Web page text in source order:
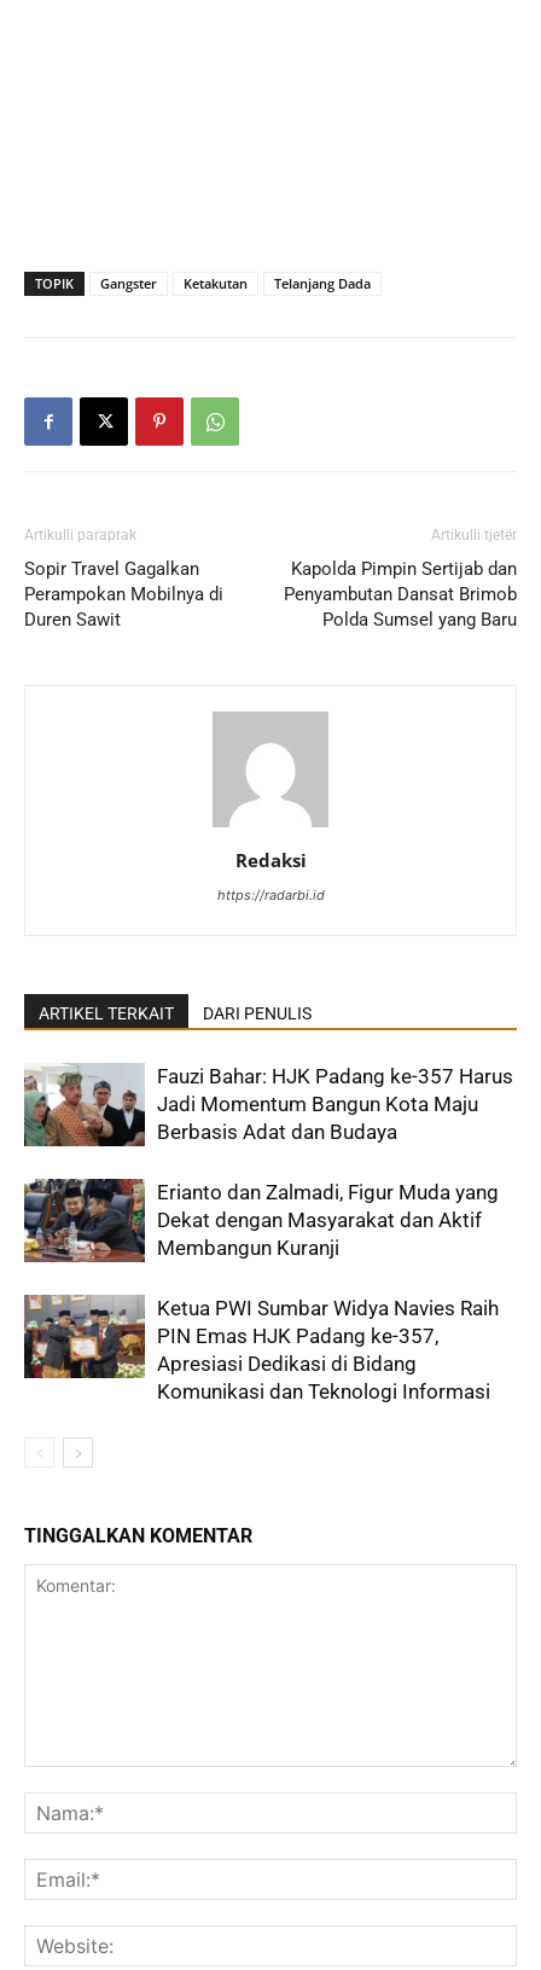
TOPIK Gangster Ketakutan Telanjang Dada
Artikulli paraprak
Sopir Travel Gagalkan
Perampokan Mobilnya di
Duren Sawit
Artikulli tjetër
Kapolda Pimpin Sertijab dan
Penyambutan Dansat Brimob
Polda Sumsel yang Baru
Redaksi
https://radarbi.id
ARTIKEL TERKAIT DARI PENULIS
Fauzi Bahar: HJK Padang ke-357 Harus
Jadi Momentum Bangun Kota Maju
Berbasis Adat dan Budaya
Erianto dan Zalmadi, Figur Muda yang
Dekat dengan Masyarakat dan Aktif
Membangun Kuranji
Ketua PWI Sumbar Widya Navies Raih
PIN Emas HJK Padang ke-357,
Apresiasi Dedikasi di Bidang
Komunikasi dan Teknologi Informasi
TINGGALKAN KOMENTAR